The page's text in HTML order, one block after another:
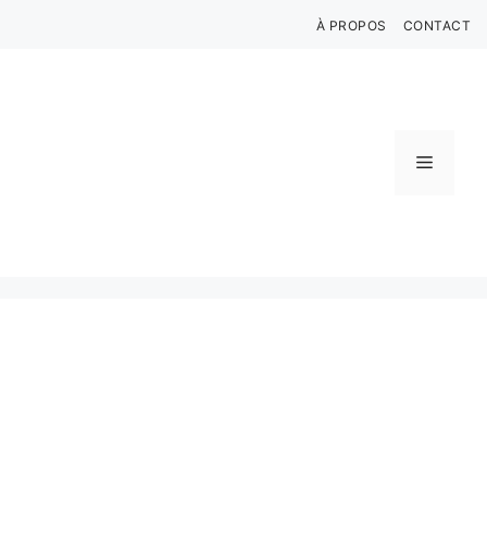
À PROPOS CONTACT
Menu